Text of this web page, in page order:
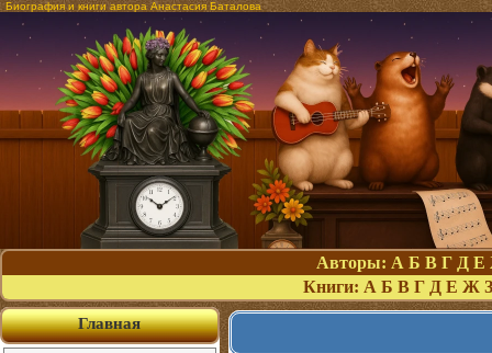
Биография и книги автора Анастасия Баталова
Авторы: А Б В Г Д Е
Книги: А Б В Г Д Е Ж З
Главная